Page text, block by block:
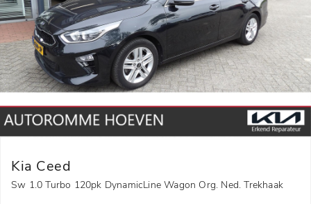
Kia Ceed
Sw 1.0 Turbo 120pk DynamicLine Wagon Org. Ned. Trekhaak